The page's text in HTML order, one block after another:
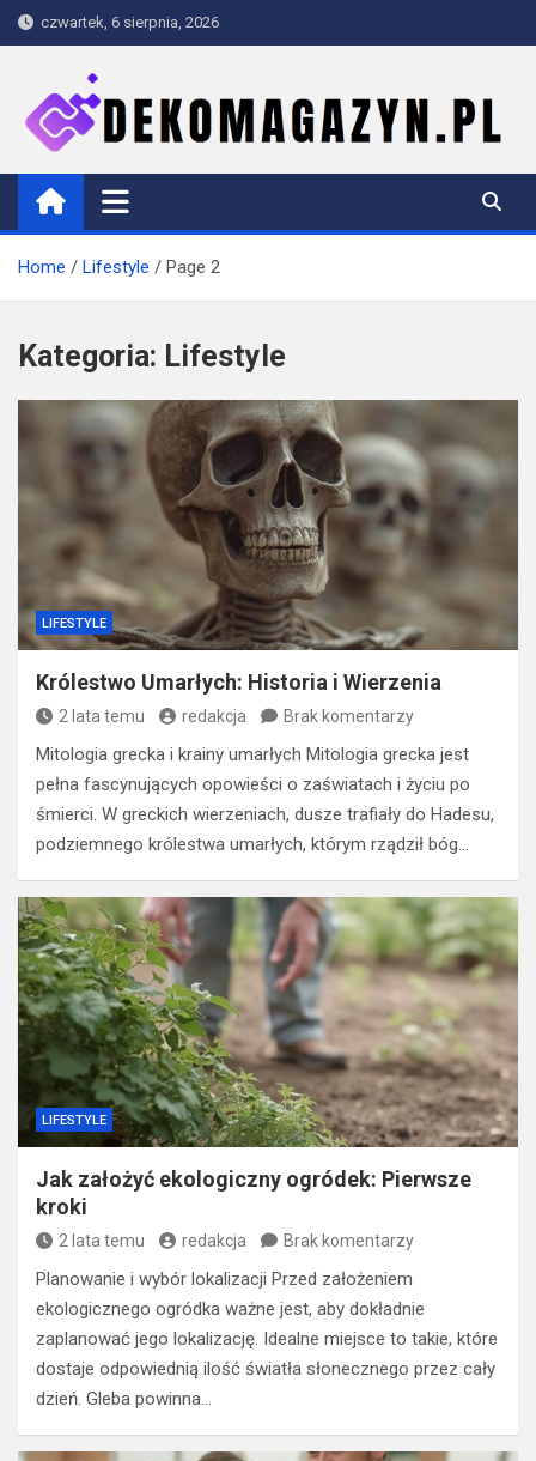
Skip
to
czwartek, 6 sierpnia, 2026
dekomagazyn.pl
Blog
Home Lifestyle Page 2
Kategoria: Lifestyle
LIFESTYLE
Królestwo Umarłych: Historia i Wierzenia
2 lata temu redakcja Brak komentarzy
Mitologia grecka i krainy umarłych Mitologia grecka jest
pełna fascynujących opowieści o zaświatach i życiu po
śmierci. W greckich wierzeniach, dusze trafiały do Hadesu,
podziemnego królestwa umarłych, którym rządził bóg…
LIFESTYLE
Jak założyć ekologiczny ogródek: Pierwsze
kroki
2 lata temu redakcja Brak komentarzy
Planowanie i wybór lokalizacji Przed założeniem
ekologicznego ogródka ważne jest, aby dokładnie
zaplanować jego lokalizację. Idealne miejsce to takie, które
dostaje odpowiednią ilość światła słonecznego przez cały
dzień. Gleba powinna…